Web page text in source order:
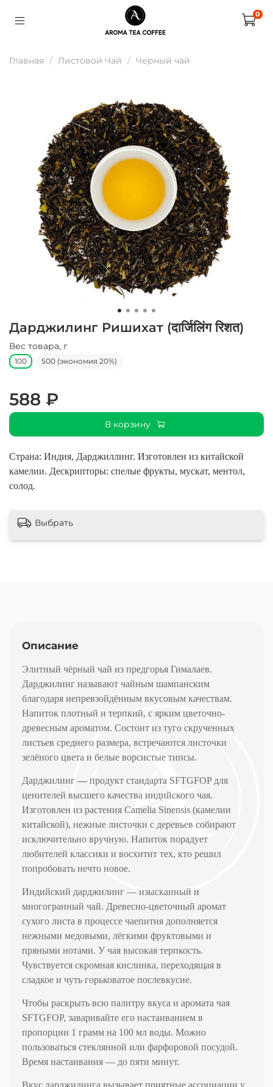
0
Главная Листовой Чай Черный чай
Дарджилинг Ришихат (दार्जिलिंग रिशत)
Вес товара, г
100 500 (экономия 20%)
588 ₽
В корзину
Страна: Индия, Дарджиллинг. Изготовлен из китайской
камелии. Дескрипторы: спелые фрукты, мускат, ментол,
солод.
Выбрать
Описание
Элитный чёрный чай из предгорья Гималаев.
Дарджилинг называют чайным шампанским
благодаря непревзойдённым вкусовым качествам.
Напиток плотный и терпкий, с ярким цветочно-
древесным ароматом. Состоит из туго скрученных
листьев среднего размера, встречаются листочки
зелёного цвета и белые ворсистые типсы.
Дарджилинг — продукт стандарта SFTGFOP для
ценителей высшего качества индийского чая.
Изготовлен из растения Camelia Sinensis (камелии
китайской), нежные листочки с деревьев собирают
исключительно вручную. Напиток порадует
любителей классики и восхитит тех, кто решил
попробовать нечто новое.
Индийский дарджилинг — изысканный и
многогранный чай. Древесно-цветочный аромат
сухого листа в процессе чаепития дополняется
нежными медовыми, лёгкими фруктовыми и
пряными нотами. У чая высокая терпкость.
Чувствуется скромная кислинка, переходящая в
сладкое и чуть горьковатое послевкусие.
Чтобы раскрыть всю палитру вкуса и аромата чая
SFTGFOP, заваривайте его настаиванием в
пропорции 1 грамм на 100 мл воды. Можно
пользоваться стеклянной или фарфоровой посудой.
Время настаивания — до пяти минут.
Вкус дарджилинга вызывает приятные ассоциации у